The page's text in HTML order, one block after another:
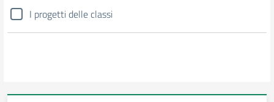
I progetti delle classi